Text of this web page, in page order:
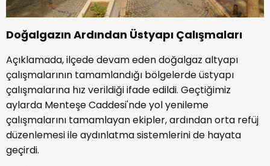
Doğalgazın Ardından Üstyapı Çalışmaları
Açıklamada, ilçede devam eden doğalgaz altyapı
çalışmalarının tamamlandığı bölgelerde üstyapı
çalışmalarına hız verildiği ifade edildi. Geçtiğimiz
aylarda Menteşe Caddesi'nde yol yenileme
çalışmalarını tamamlayan ekipler, ardından orta refüj
düzenlemesi ile aydınlatma sistemlerini de hayata
geçirdi.